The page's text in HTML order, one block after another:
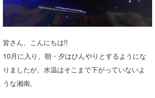
皆さん、こんにちは!!
10月に入り、朝・夕はひんやりとするようにな
りましたが、水温はそこまで下がっていないよ
うな湘南。
ライター/寄稿メディア
Core Surf Japan